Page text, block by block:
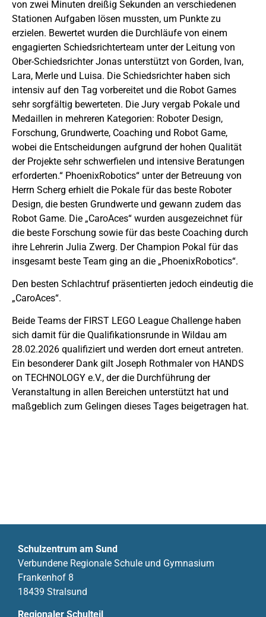
von zwei Minuten dreißig Sekunden an verschiedenen
Stationen Aufgaben lösen mussten, um Punkte zu
erzielen. Bewertet wurden die Durchläufe von einem
engagierten Schiedsrichterteam unter der Leitung von
Ober-Schiedsrichter Jonas unterstützt von Gorden, Ivan,
Lara, Merle und Luisa. Die Schiedsrichter haben sich
intensiv auf den Tag vorbereitet und die Robot Games
sehr sorgfältig bewerteten. Die Jury vergab Pokale und
Medaillen in mehreren Kategorien: Roboter Design,
Forschung, Grundwerte, Coaching und Robot Game,
wobei die Entscheidungen aufgrund der hohen Qualität
der Projekte sehr schwerfielen und intensive Beratungen
erforderten.“ PhoenixRobotics“ unter der Betreuung von
Herrn Scherg erhielt die Pokale für das beste Roboter
Design, die besten Grundwerte und gewann zudem das
Robot Game. Die „CaroAces“ wurden ausgezeichnet für
die beste Forschung sowie für das beste Coaching durch
ihre Lehrerin Julia Zwerg. Der Champion Pokal für das
insgesamt beste Team ging an die „PhoenixRobotics“.
Den besten Schlachtruf präsentierten jedoch eindeutig die
„CaroAces“.
Beide Teams der FIRST LEGO League Challenge haben
sich damit für die Qualifikationsrunde in Wildau am
28.02.2026 qualifiziert und werden dort erneut antreten.
Ein besonderer Dank gilt Joseph Rothmaler von HANDS
on TECHNOLOGY e.V., der die Durchführung der
Veranstaltung in allen Bereichen unterstützt hat und
maßgeblich zum Gelingen dieses Tages beigetragen hat.
Schulzentrum am Sund
Verbundene Regionale Schule und Gymnasium
Frankenhof 8
18439 Stralsund
Regionaler Schulteil